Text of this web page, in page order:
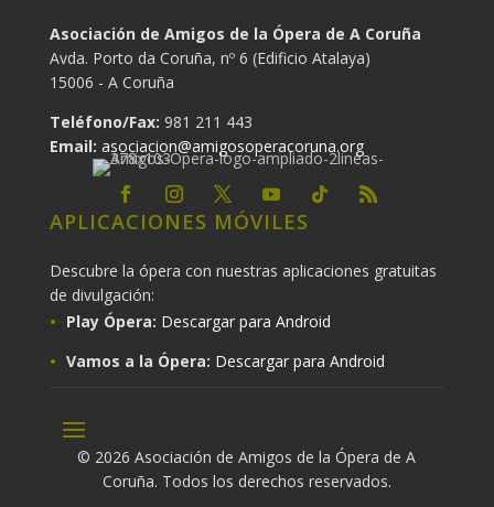
Asociación de Amigos de la Ópera de A Coruña
Avda. Porto da Coruña, nº 6 (Edificio Atalaya)
15006 - A Coruña
Teléfono/Fax: 981 211 443
Email: asociacion@amigosoperacoruna.org
APLICACIONES MÓVILES
Descubre la ópera con nuestras aplicaciones gratuitas
de divulgación:
Play Ópera: Descargar para Android
Vamos a la Ópera: Descargar para Android
© 2026 Asociación de Amigos de la Ópera de A
Coruña. Todos los derechos reservados.